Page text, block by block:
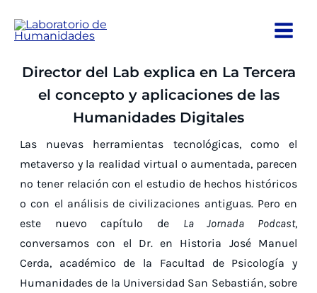
contenido
Director del Lab explica en La Tercera
el concepto y aplicaciones de las
Humanidades Digitales
Las nuevas herramientas tecnológicas, como el
metaverso y la realidad virtual o aumentada, parecen
no tener relación con el estudio de hechos históricos
o con el análisis de civilizaciones antiguas. Pero en
este nuevo capítulo de La Jornada Podcast,
conversamos con el Dr. en Historia José Manuel
Cerda, académico de la Facultad de Psicología y
Humanidades de la Universidad San Sebastián, sobre